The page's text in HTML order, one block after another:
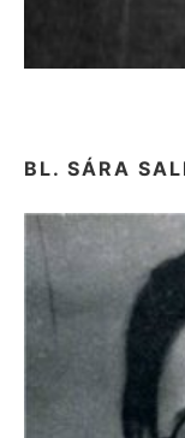
BL. SÁRA